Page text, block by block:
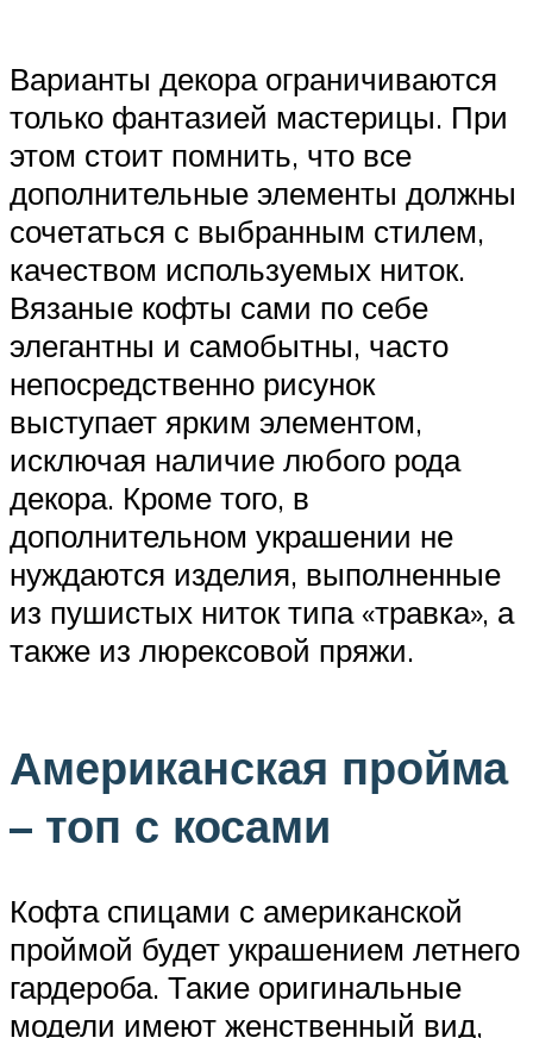
Варианты декора ограничиваются
только фантазией мастерицы. При
этом стоит помнить, что все
дополнительные элементы должны
сочетаться с выбранным стилем,
качеством используемых ниток.
Вязаные кофты сами по себе
элегантны и самобытны, часто
непосредственно рисунок
выступает ярким элементом,
исключая наличие любого рода
декора. Кроме того, в
дополнительном украшении не
нуждаются изделия, выполненные
из пушистых ниток типа «травка», а
также из люрексовой пряжи.
Американская пройма
– топ с косами
Кофта спицами с американской
проймой будет украшением летнего
гардероба. Такие оригинальные
модели имеют женственный вид,